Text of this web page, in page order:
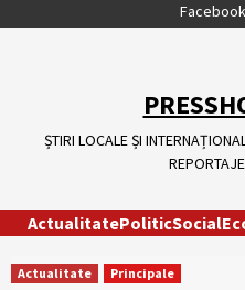
Facebook
ȘTIRI LOCALE ȘI
ActualitatePoliticSocial
Actualitate Principale